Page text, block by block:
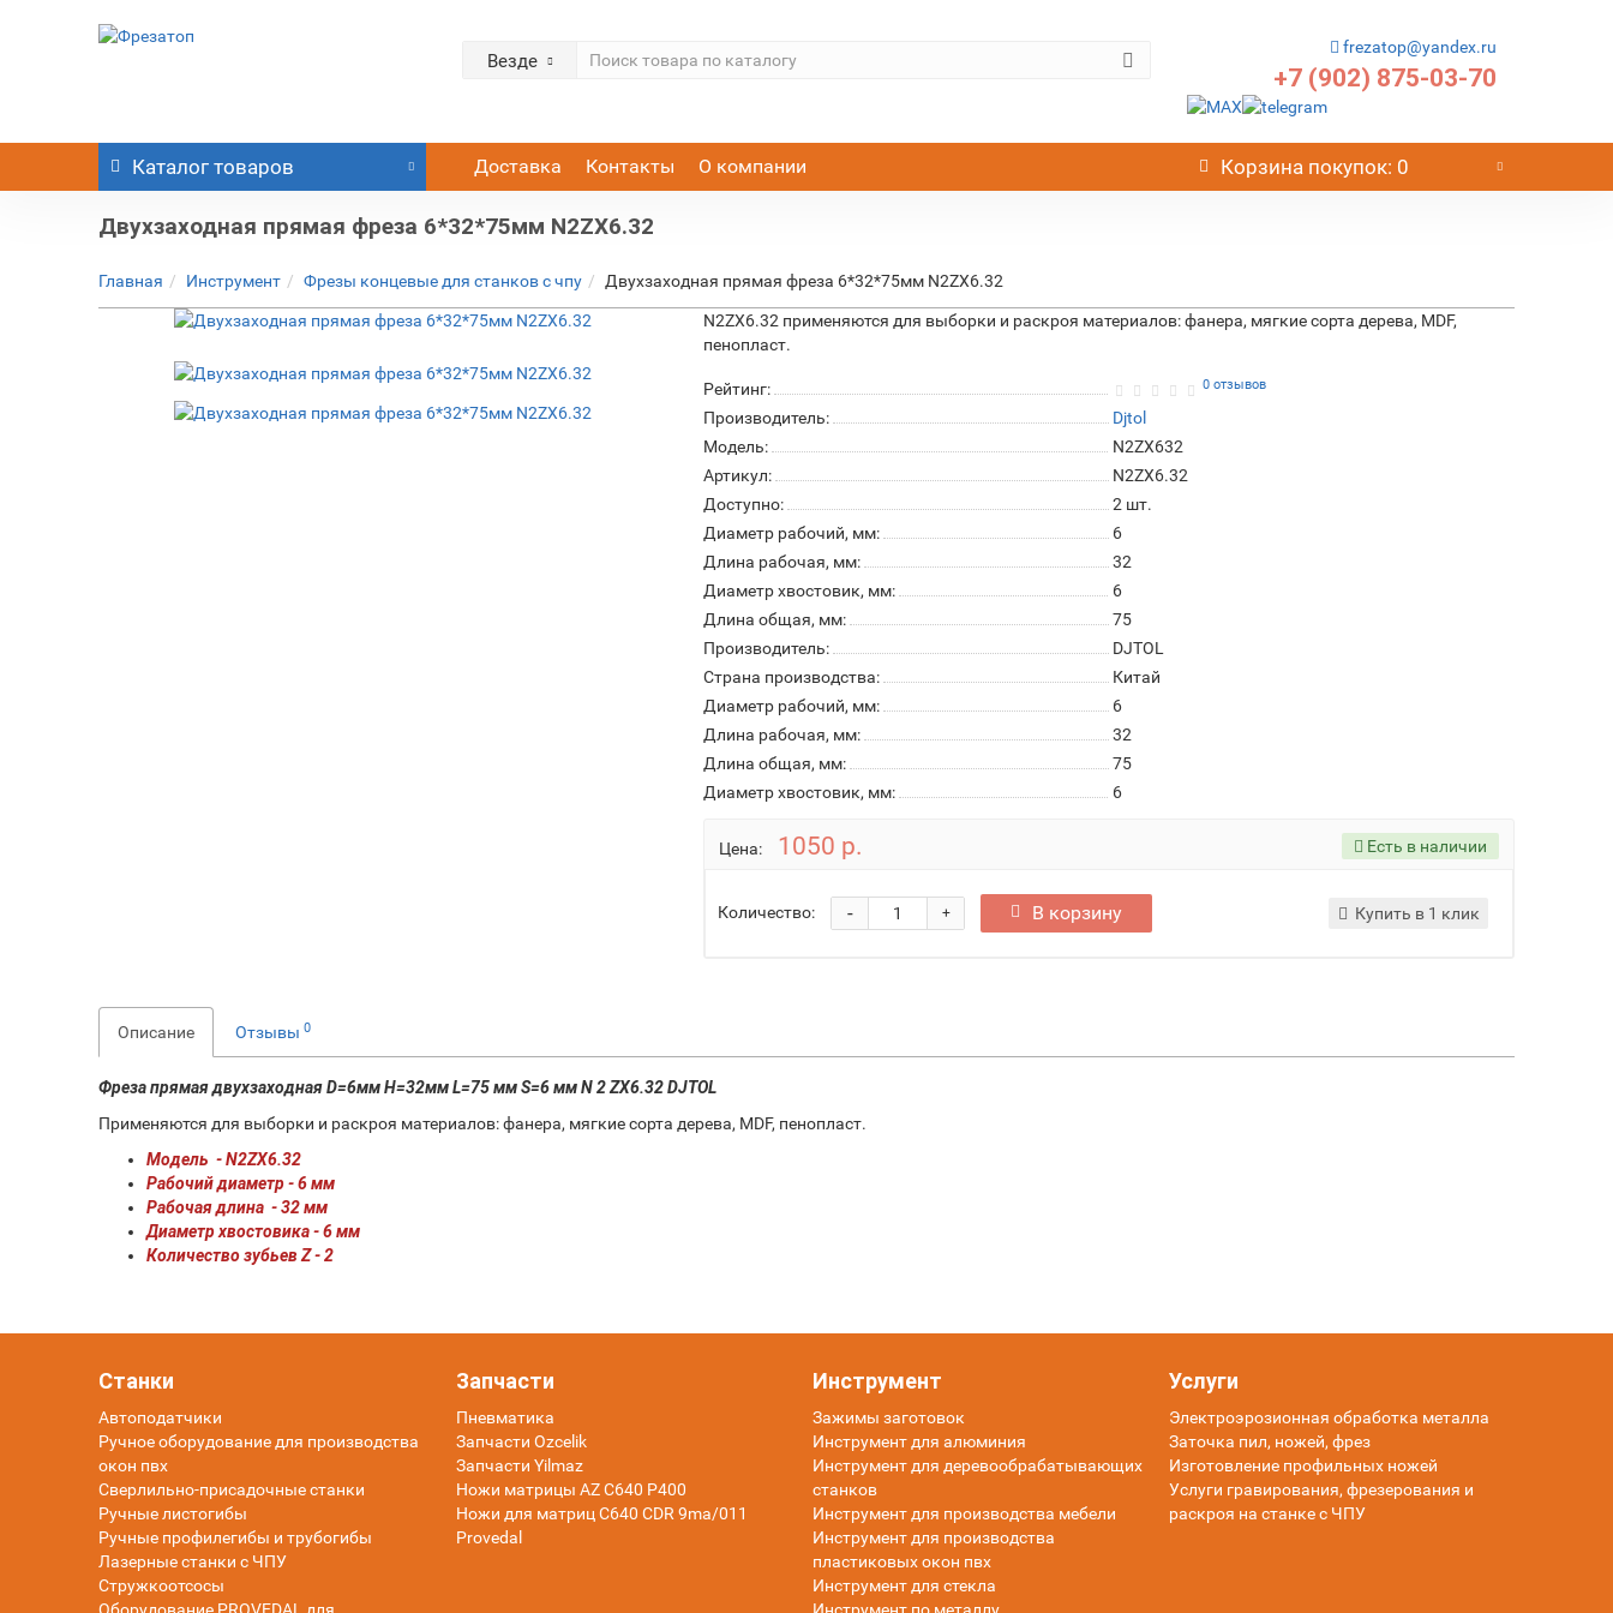
Везде
frezatop@yandex.ru
+7 (902) 875-03-70
Каталог товаров Доставка Контакты О компании Корзина покупок: 0
Двухзаходная прямая фреза 6*32*75мм N2ZX6.32
Главная Инструмент Фрезы концевые для станков с чпу Двухзаходная прямая фреза 6*32*75мм N2ZX6.32
N2ZX6.32 применяются для выборки и раскроя материалов: фанера, мягкие сорта дерева, MDF,
пенопласт.
Рейтинг: 0 отзывов
Производитель:
Djtol
Модель:
N2ZX632
Артикул:
N2ZX6.32
Доступно:
2шт.
Диаметр рабочий, мм:
6
Длина рабочая, мм:
32
Диаметр хвостовик, мм:
6
Длина общая, мм:
75
Производитель:
DJTOL
Страна производства:
Китай
Диаметр рабочий, мм:
6
Длина рабочая, мм:
32
Длина общая, мм:
75
Диаметр хвостовик, мм:
6
Цена: 1050 р. Есть в наличии
Количество: +
- В корзину Купить в 1 клик
Описание Отзывы0
Фреза прямая двухзаходная D=6мм H=32мм L=75 мм S=6 мм N 2 ZX6.32 DJTOL
Применяются для выборки и раскроя материалов: фанера, мягкие сорта дерева, MDF, пенопласт.
Модель - N2ZX6.32
Рабочий диаметр - 6 мм
Рабочая длина - 32 мм
Диаметр хвостовика - 6 мм
Количество зубьев Z - 2
Станки
Автоподатчики
Ручное оборудование для производства
окон пвх
Сверлильно-присадочные станки
Ручные листогибы
Ручные профилегибы и трубогибы
Лазерные станки с ЧПУ
Стружкоотсосы
Запчасти
Пневматика
Запчасти Ozcelik
Запчасти Yilmaz
Ножи матрицы AZ C640 P400
Ножи для матриц C640 CDR 9ma/011
Provedal
Инструмент
Зажимы заготовок
Инструмент для алюминия
Инструмент для деревообрабатывающих
станков
Инструмент для производства мебели
Инструмент для производства
пластиковых окон пвх
Инструмент для стекла
Услуги
Электроэрозионная обработка металла
Заточка пил, ножей, фрез
Изготовление профильных ножей
Услуги гравирования, фрезерования и
раскроя на станке с ЧПУ